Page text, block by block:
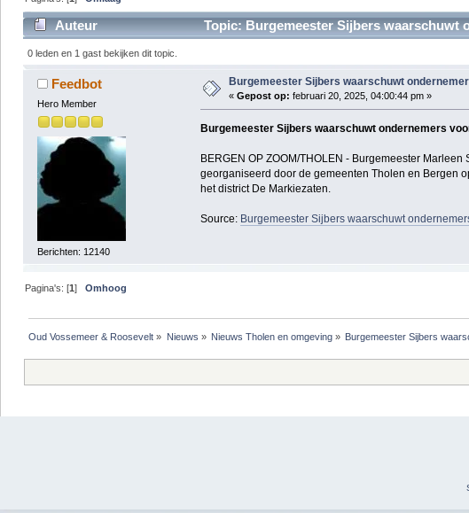
Auteur Topic: Burgemeester Sijbers waarschuwt
0 leden en 1 gast bekijken dit topic.
Feedbot
Hero Member
Berichten: 12140
Burgemeester Sijbers waarschuwt
« Gepost op: februari 20, 2025, 04:00:44 pm »
Burgemeester Sijbers waarschuwt ondernemers
BERGEN OP ZOOM/THOLEN - Burgemeester
georganiseerd door de gemeenten Tholen en Bergen
het district De Markiezaten.
Source: Burgemeester Sijbers waarschuwt
Pagina's: [1]Omhoog
Oud Vossemeer & Roosevelt » Nieuws » Nieuws Tholen en omgeving» Burgemeester Sijbers